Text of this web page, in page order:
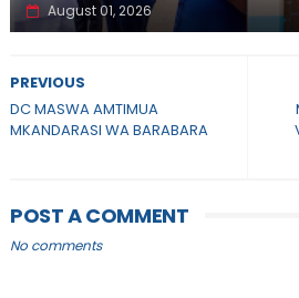
August 01, 2026
PREVIOUS
DC MASWA AMTIMUA
MKANDARASI WA BARABARA
POST A COMMENT
No comments